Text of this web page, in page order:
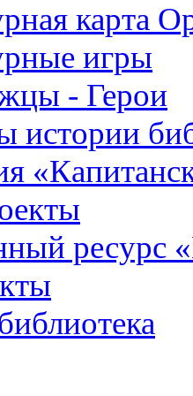
карта
игры
- Герои
истории
ресурс